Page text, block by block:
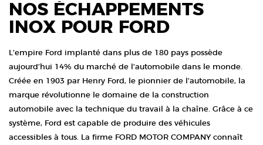
NOS ÉCHAPPEMENTS
INOX POUR FORD
L’empire Ford implanté dans plus de 180 pays possède
aujourd’hui 14% du marché de l’automobile dans le monde.
Créée en 1903 par Henry Ford, le pionnier de l’automobile, la
marque révolutionne le domaine de la construction
automobile avec la technique du travail à la chaîne. Grâce à ce
système, Ford est capable de produire des véhicules
accessibles à tous. La firme FORD MOTOR COMPANY connaît